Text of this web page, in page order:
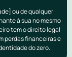
ou de qualquer
à sua no mesmo
tem o direito legal
perdas financeiras e
do zero.